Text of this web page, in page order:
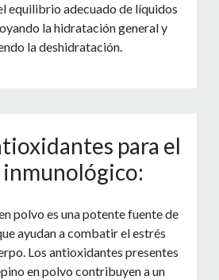
equilibrio adecuado de líquidos
la hidratación general y
la deshidratación.
para el
inmunológico:
polvo es una potente fuente de
ayudan a combatir el estrés
Los antioxidantes presentes
en polvo contribuyen a un